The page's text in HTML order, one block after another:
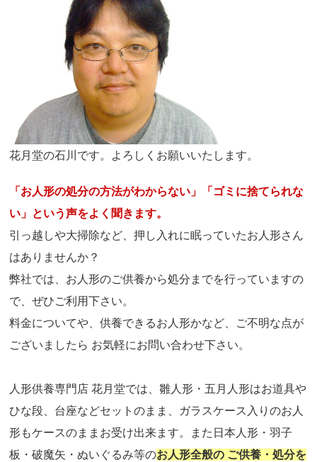
花月堂の石川です。よろしくお願いいたします。
「お人形の処分の方法がわからない」「ゴミに捨てられな
い」という声をよく聞きます。
引っ越しや大掃除など、押し入れに眠っていたお人形さん
はありませんか？
弊社では、お人形のご供養から処分までを行っていますの
で、ぜひご利用下さい。
料金についてや、供養できるお人形かなど、ご不明な点が
ございましたら お気軽にお問い合わせ下さい。
人形供養専門店 花月堂では、雛人形・五月人形はお道具や
ひな段、台座などセットのまま、ガラスケース入りのお人
形もケースのままお受け出来ます。また日本人形・羽子
板・破魔矢・ぬいぐるみ等のお人形全般の ご供養・処分を